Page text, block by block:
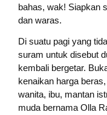
bahas, wak! Siapkan
dan waras.
Di suatu pagi yang
suram untuk disebut
kembali bergetar.
kenaikan harga
wanita, ibu, mantan
muda bernama Olla